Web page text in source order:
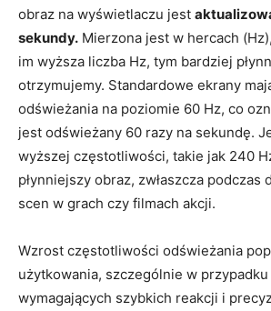
obraz na wyświetlaczu jest
sekundy. Mierzona jest w hercach
im wyższa liczba Hz, tym bardziej
otrzymujemy. Standardowe ekrany
odświeżania na poziomie 60 Hz, co
jest odświeżany 60 razy na sekundę.
wyższej częstotliwości, takie jak 240
płynniejszy obraz, zwłaszcza podczas
scen w grach czy filmach akcji.
Wzrost częstotliwości odświeżania
użytkowania, szczególnie w
wymagających szybkich reakcji i